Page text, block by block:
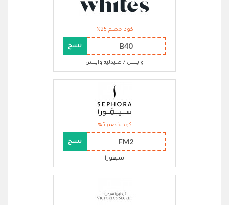
كود خصم 25%
B40 نسخ
وايتس / صيدلية وايتس
كود خصم 5%
FM2 نسخ
سيفورا